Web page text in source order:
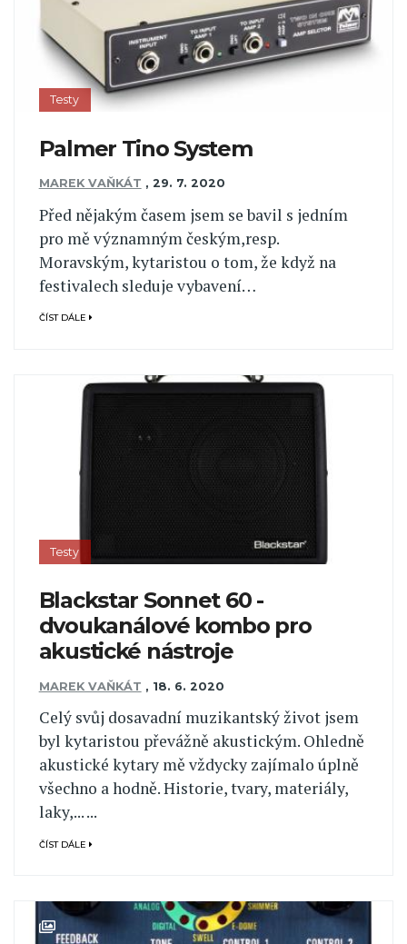
Testy
Palmer Tino System
MAREK VAŇKÁT , 29. 7. 2020
Před nějakým časem jsem se bavil s jedním
pro mě významným českým,resp.
Moravským, kytaristou o tom, že když na
festivalech sleduje vybavení…
ČÍST DÁLE
Testy
Blackstar Sonnet 60 -
dvoukanálové kombo pro
akustické nástroje
MAREK VAŇKÁT , 18. 6. 2020
Celý svůj dosavadní muzikantský život jsem
byl kytaristou převážně akustickým. Ohledně
akustické kytary mě vždycky zajímalo úplně
všechno a hodně. Historie, tvary, materiály,
laky,... ...
ČÍST DÁLE